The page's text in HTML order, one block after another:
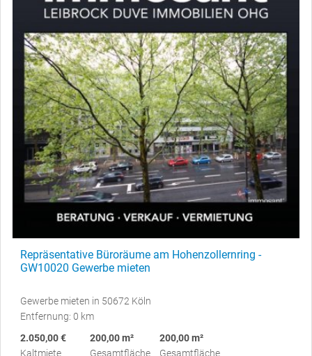
Repräsentative Büroräume am Hohenzollernring -
GW10020 Gewerbe mieten
Gewerbe mieten in 50672 Köln
Entfernung: 0 km
2.050,00 €
Kaltmiete
200,00 m²
Gesamtfläche
200,00 m²
Gesamtfläche